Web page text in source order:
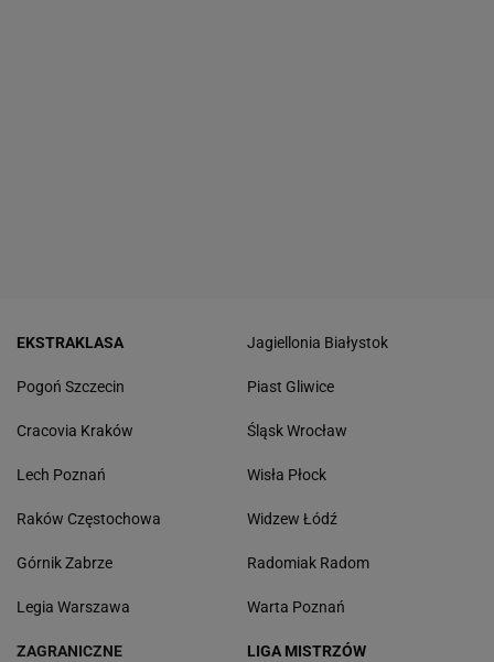
EKSTRAKLASA
Pogoń Szczecin
Cracovia Kraków
Lech Poznań
Raków Częstochowa
Górnik Zabrze
Legia Warszawa
Jagiellonia Białystok
Piast Gliwice
Śląsk Wrocław
Wisła Płock
Widzew Łódź
Radomiak Radom
Warta Poznań
ZAGRANICZNE LIGA MISTRZÓW